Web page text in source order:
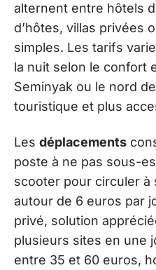
alternent entre hôtels
d’hôtes, villas privées
simples. Les tarifs
la nuit selon le confort
Seminyak ou le nord
touristique et plus
Les déplacements
poste à ne pas sous-
scooter pour circuler à
autour de 6 euros par
privé, solution
plusieurs sites en une
entre 35 et 60 euros,